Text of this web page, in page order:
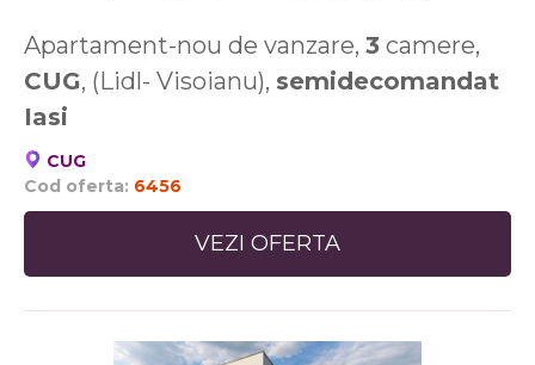
Apartament-nou de vanzare, 3 camere,
CUG, (Lidl- Visoianu), semidecomandat
Iasi
CUG
Cod oferta: 6456
VEZI OFERTA